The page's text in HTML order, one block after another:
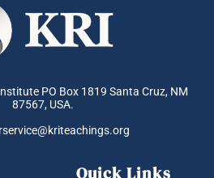
PO Box 1819 Santa Cruz, NM
87567, USA.
Quick Links